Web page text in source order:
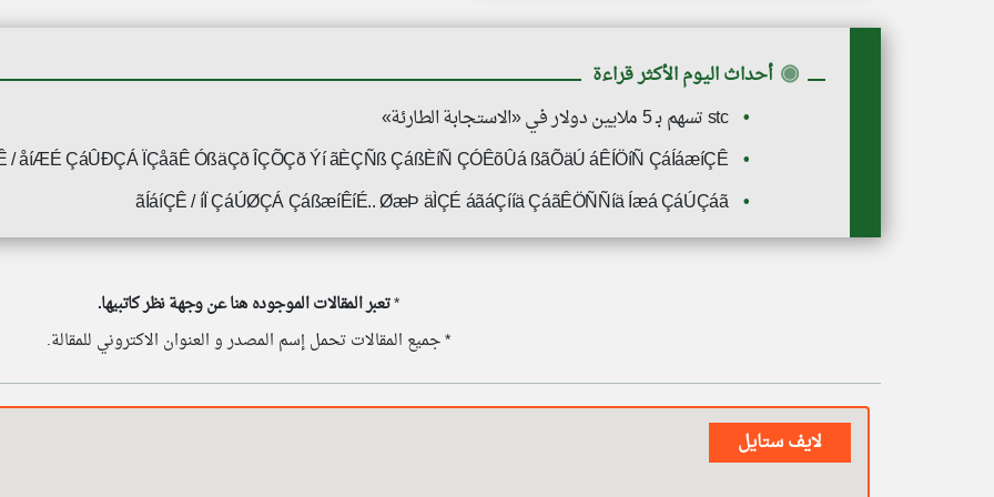
◉ أحداث اليوم الأكثر قراءة
stc تسهم بـ 5 ملايين دولار في «الاستجابة الطارئة»
/ åíÆÉ ÇáÛÐÇÁ ÏÇåãÊ ÓßäÇð ÎÇÕÇð Ýí ãÈÇÑß ÇáßÈíÑ ÇÓÊõÛá ßãÕäÚ áÊÍÖíÑ ÇáÍáæíÇÊ
ãÍáíÇÊ / íÏ ÇáÚØÇÁ ÇáßæíÊíÉ.. ØæÞ äÌÇÉ áãáÇííä ÇáãÊÖÑÑíä Íæá ÇáÚÇáã
*تعبر المقالات الموجوده هنا عن وجهة نظر كاتبيها.
* جميع المقالات تحمل إسم المصدر و العنوان الاكتروني للمقالة.
لايف ستايل